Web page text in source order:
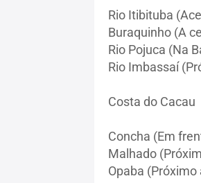
Rio Itibituba
Buraquinho (A
Rio Pojuca (Na
Rio Imbassaí
Costa do Cacau
Concha (Em
Malhado
Opaba